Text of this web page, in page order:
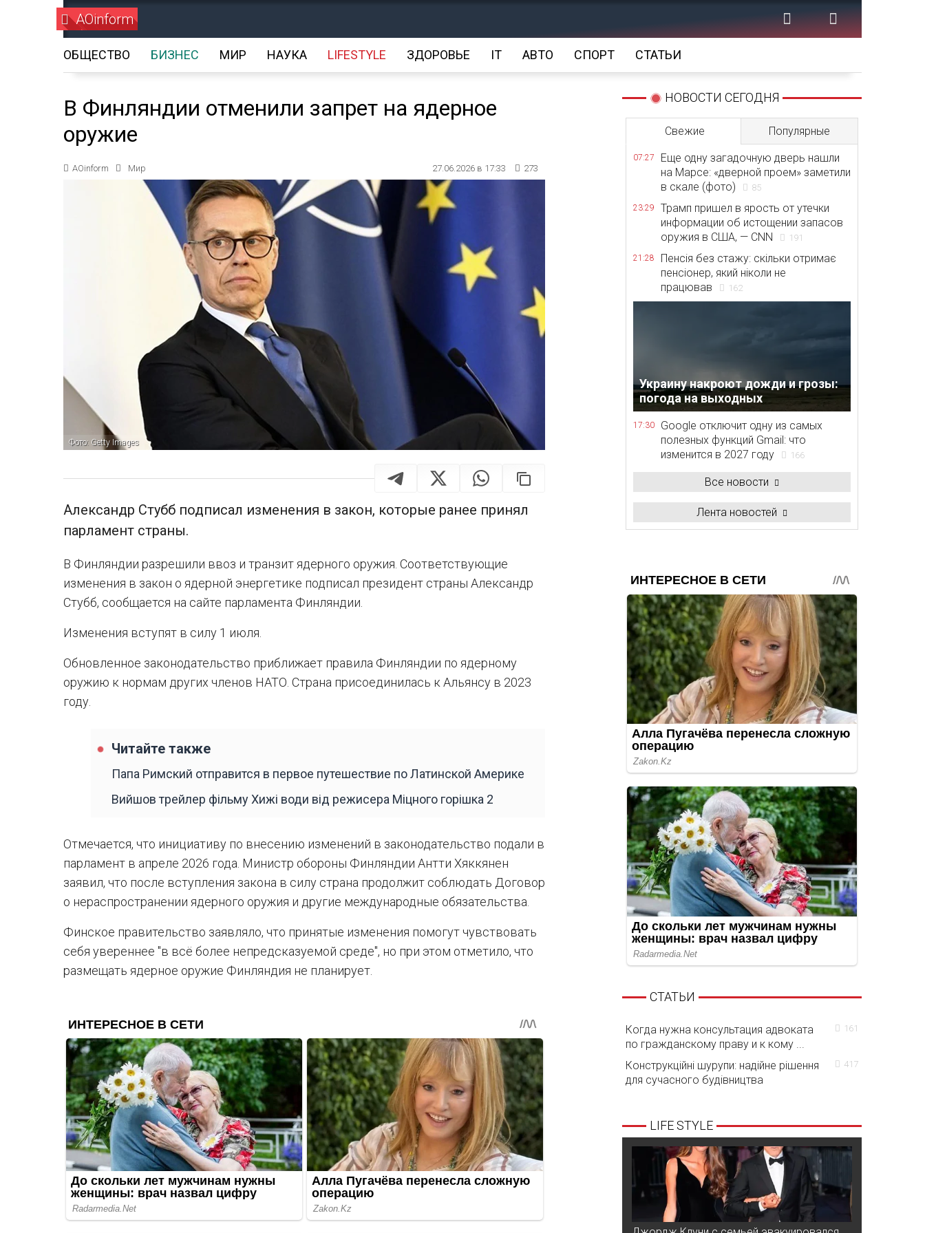
AOinform
ОБЩЕСТВО БИЗНЕС МИР НАУКА LIFESTYLE ЗДОРОВЬЕ IT АВТО СПОРТ СТАТЬИ
В Финляндии отменили запрет на ядерное
оружие
AOinform Мир 27.06.2026 в 17:33 273
Фото: Getty Images
Александр Стубб подписал изменения в закон, которые ранее принял
парламент страны.
В Финляндии разрешили ввоз и транзит ядерного оружия. Соответствующие
изменения в закон о ядерной энергетике подписал президент страны Александр
Стубб, сообщается на сайте парламента Финляндии.
Изменения вступят в силу 1 июля.
Обновленное законодательство приближает правила Финляндии по ядерному
оружию к нормам других членов НАТО. Страна присоединилась к Альянсу в 2023
году.
Читайте также
Папа Римский отправится в первое путешествие по Латинской Америке
Вийшов трейлер фільму Хижі води від режисера Міцного горішка 2
Отмечается, что инициативу по внесению изменений в законодательство подали в
парламент в апреле 2026 года. Министр обороны Финляндии Антти Хяккянен
заявил, что после вступления закона в силу страна продолжит соблюдать Договор
о нераспространении ядерного оружия и другие международные обязательства.
Финское правительство заявляло, что принятые изменения помогут чувствовать
себя увереннее "в всё более непредсказуемой среде", но при этом отметило, что
размещать ядерное оружие Финляндия не планирует.
НОВОСТИ СЕГОДНЯ
Свежие Популярные
07:27
Еще одну загадочную дверь нашли
на Марсе: «дверной проем» заметили
в скале (фото)
85
23:29
Трамп пришел в ярость от утечки
информации об истощении запасов
оружия в США, — CNN
191
21:28
Пенсія без стажу: скільки отримає
пенсіонер, який ніколи не
працював
162
Украину накроют дожди и грозы:
погода на выходных
17:30
Google отключит одну из самых
полезных функций Gmail: что
изменится в 2027 году
166
Все новости
Лента новостей
СТАТЬИ
Когда нужна консультация адвоката
по гражданскому праву и к кому ...
161
Конструкційні шурупи: надійне рішення
для сучасного будівництва
417
LIFE STYLE